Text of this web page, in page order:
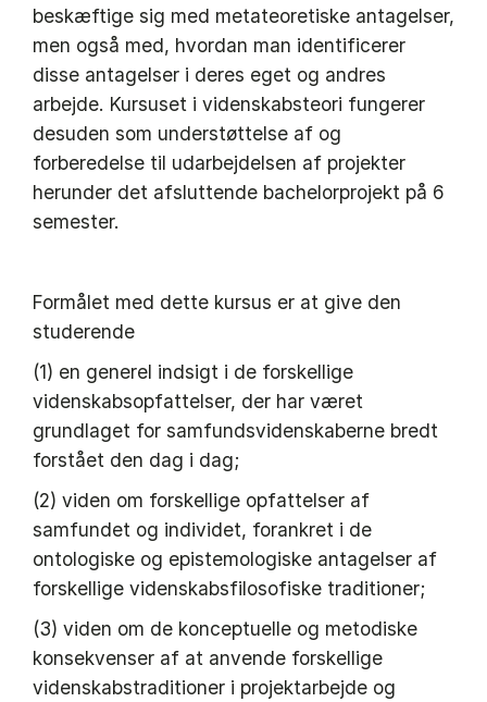
beskæftige sig med metateoretiske antagelser,
men også med, hvordan man identificerer
disse antagelser i deres eget og andres
arbejde. Kursuset i videnskabsteori fungerer
desuden som understøttelse af og
forberedelse til udarbejdelsen af projekter
herunder det afsluttende bachelorprojekt på 6
semester.
Formålet med dette kursus er at give den
studerende
(1) en generel indsigt i de forskellige
videnskabsopfattelser, der har været
grundlaget for samfundsvidenskaberne bredt
forstået den dag i dag;
(2) viden om forskellige opfattelser af
samfundet og individet, forankret i de
ontologiske og epistemologiske antagelser af
forskellige videnskabsfilosofiske traditioner;
(3) viden om de konceptuelle og metodiske
konsekvenser af at anvende forskellige
videnskabstraditioner i projektarbejde og